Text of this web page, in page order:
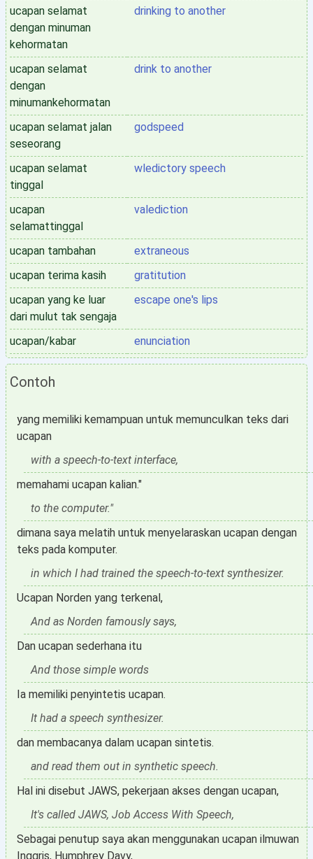
ucapan selamat
dengan minuman
kehormatan
drinking to another
ucapan selamat
dengan
minumankehormatan
drink to another
ucapan selamat jalan
seseorang
godspeed
ucapan selamat
tinggal
wledictory speech
ucapan
selamattinggal
valediction
ucapan tambahan
extraneous
ucapan terima kasih
gratitution
ucapan yang ke luar
dari mulut tak sengaja
escape one's lips
ucapan/kabar enunciation
Contoh
yang memiliki kemampuan untuk memunculkan teks dari
ucapan
with a speech-to-text interface,
memahami ucapan kalian."
to the computer."
dimana saya melatih untuk menyelaraskan ucapan dengan
teks pada komputer.
in which I had trained the speech-to-text synthesizer.
Ucapan Norden yang terkenal,
And as Norden famously says,
Dan ucapan sederhana itu
And those simple words
Ia memiliki penyintetis ucapan.
It had a speech synthesizer.
dan membacanya dalam ucapan sintetis.
and read them out in synthetic speech.
Hal ini disebut JAWS, pekerjaan akses dengan ucapan,
It's called JAWS, Job Access With Speech,
Sebagai penutup saya akan menggunakan ucapan ilmuwan
Inggris, Humphrey Davy,